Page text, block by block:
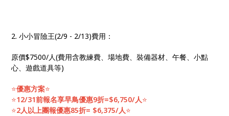
2. 小小冒險王(2/9 - 2/13)費用：
原價$7500/人(費用含教練費、場地費、裝備器材、午餐、小點
心、遊戲道具等)
⭐️優惠方案⭐️
⭐️12/31前報名享早鳥優惠9折=$6,750/人⭐️
⭐️2人以上團報優惠85折= $6,375/人⭐️